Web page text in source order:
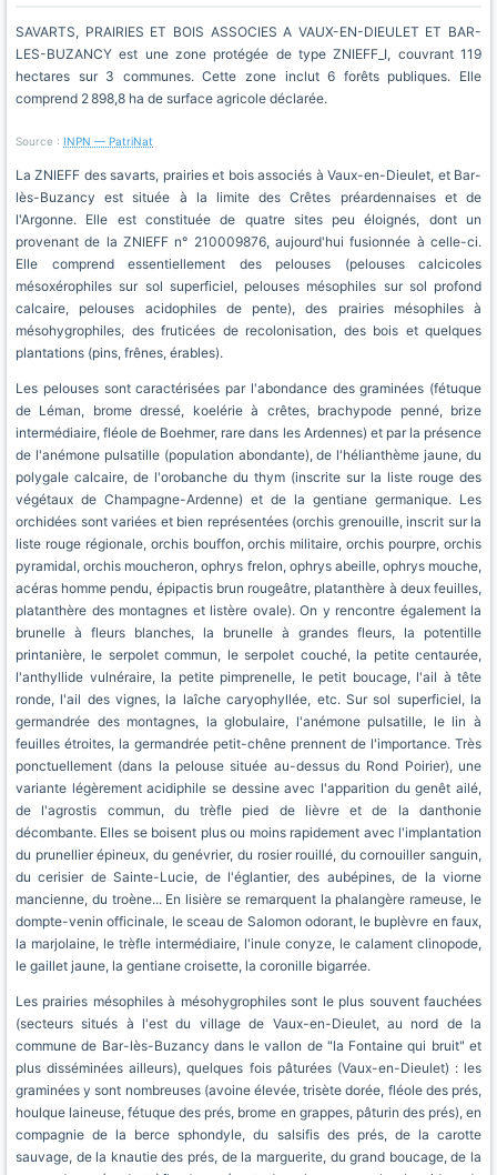
SAVARTS, PRAIRIES ET BOIS ASSOCIES A VAUX-EN-DIEULET ET BAR-
LES-BUZANCY est une zone protégée de type ZNIEFF_I, couvrant 119
hectares sur 3 communes. Cette zone inclut 6 forêts publiques. Elle
comprend 2 898,8 ha de surface agricole déclarée.
Source : INPN — PatriNat
La ZNIEFF des savarts, prairies et bois associés à Vaux-en-Dieulet, et Bar-
lès-Buzancy est située à la limite des Crêtes préardennaises et de
l'Argonne. Elle est constituée de quatre sites peu éloignés, dont un
provenant de la ZNIEFF n° 210009876, aujourd'hui fusionnée à celle-ci.
Elle comprend essentiellement des pelouses (pelouses calcicoles
mésoxérophiles sur sol superficiel, pelouses mésophiles sur sol profond
calcaire, pelouses acidophiles de pente), des prairies mésophiles à
mésohygrophiles, des fruticées de recolonisation, des bois et quelques
plantations (pins, frênes, érables).
Les pelouses sont caractérisées par l'abondance des graminées (fétuque
de Léman, brome dressé, koelérie à crêtes, brachypode penné, brize
intermédiaire, fléole de Boehmer, rare dans les Ardennes) et par la présence
de l'anémone pulsatille (population abondante), de l'hélianthème jaune, du
polygale calcaire, de l'orobanche du thym (inscrite sur la liste rouge des
végétaux de Champagne-Ardenne) et de la gentiane germanique. Les
orchidées sont variées et bien représentées (orchis grenouille, inscrit sur la
liste rouge régionale, orchis bouffon, orchis militaire, orchis pourpre, orchis
pyramidal, orchis moucheron, ophrys frelon, ophrys abeille, ophrys mouche,
acéras homme pendu, épipactis brun rougeâtre, platanthère à deux feuilles,
platanthère des montagnes et listère ovale). On y rencontre également la
brunelle à fleurs blanches, la brunelle à grandes fleurs, la potentille
printanière, le serpolet commun, le serpolet couché, la petite centaurée,
l'anthyllide vulnéraire, la petite pimprenelle, le petit boucage, l'ail à tête
ronde, l'ail des vignes, la laîche caryophyllée, etc. Sur sol superficiel, la
germandrée des montagnes, la globulaire, l'anémone pulsatille, le lin à
feuilles étroites, la germandrée petit-chêne prennent de l'importance. Très
ponctuellement (dans la pelouse située au-dessus du Rond Poirier), une
variante légèrement acidiphile se dessine avec l'apparition du genêt ailé,
de l'agrostis commun, du trèfle pied de lièvre et de la danthonie
décombante. Elles se boisent plus ou moins rapidement avec l'implantation
du prunellier épineux, du genévrier, du rosier rouillé, du cornouiller sanguin,
du cerisier de Sainte-Lucie, de l'églantier, des aubépines, de la viorne
mancienne, du troène... En lisière se remarquent la phalangère rameuse, le
dompte-venin officinale, le sceau de Salomon odorant, le buplèvre en faux,
la marjolaine, le trèfle intermédiaire, l'inule conyze, le calament clinopode,
le gaillet jaune, la gentiane croisette, la coronille bigarrée.
Les prairies mésophiles à mésohygrophiles sont le plus souvent fauchées
(secteurs situés à l'est du village de Vaux-en-Dieulet, au nord de la
commune de Bar-lès-Buzancy dans le vallon de "la Fontaine qui bruit" et
plus disséminées ailleurs), quelques fois pâturées (Vaux-en-Dieulet) : les
graminées y sont nombreuses (avoine élevée, trisète dorée, fléole des prés,
houlque laineuse, fétuque des prés, brome en grappes, pâturin des prés), en
compagnie de la berce sphondyle, du salsifis des prés, de la carotte
sauvage, de la knautie des prés, de la marguerite, du grand boucage, de la